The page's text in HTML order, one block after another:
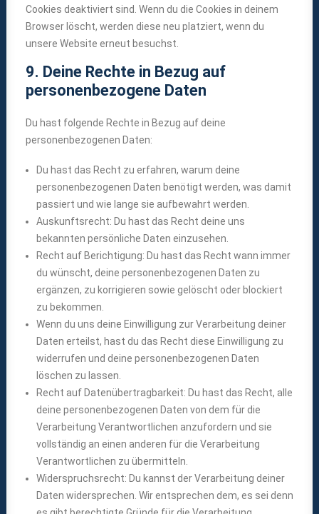
Cookies deaktiviert sind. Wenn du die Cookies in deinem
Browser löscht, werden diese neu platziert, wenn du
unsere Website erneut besuchst.
9. Deine Rechte in Bezug auf
personenbezogene Daten
Du hast folgende Rechte in Bezug auf deine
personenbezogenen Daten:
Du hast das Recht zu erfahren, warum deine
personenbezogenen Daten benötigt werden, was damit
passiert und wie lange sie aufbewahrt werden.
Auskunftsrecht: Du hast das Recht deine uns
bekannten persönliche Daten einzusehen.
Recht auf Berichtigung: Du hast das Recht wann immer
du wünscht, deine personenbezogenen Daten zu
ergänzen, zu korrigieren sowie gelöscht oder blockiert
zu bekommen.
Wenn du uns deine Einwilligung zur Verarbeitung deiner
Daten erteilst, hast du das Recht diese Einwilligung zu
widerrufen und deine personenbezogenen Daten
löschen zu lassen.
Recht auf Datenübertragbarkeit: Du hast das Recht, alle
deine personenbezogenen Daten von dem für die
Verarbeitung Verantwortlichen anzufordern und sie
vollständig an einen anderen für die Verarbeitung
Verantwortlichen zu übermitteln.
Widerspruchsrecht: Du kannst der Verarbeitung deiner
Daten widersprechen. Wir entsprechen dem, es sei denn